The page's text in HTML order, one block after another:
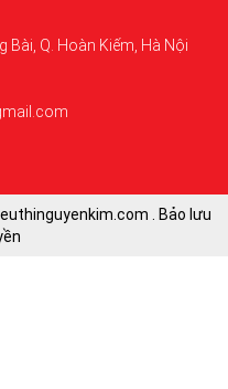
Bài, Q. Hoàn Kiếm, Hà Nội
. Bảo lưu